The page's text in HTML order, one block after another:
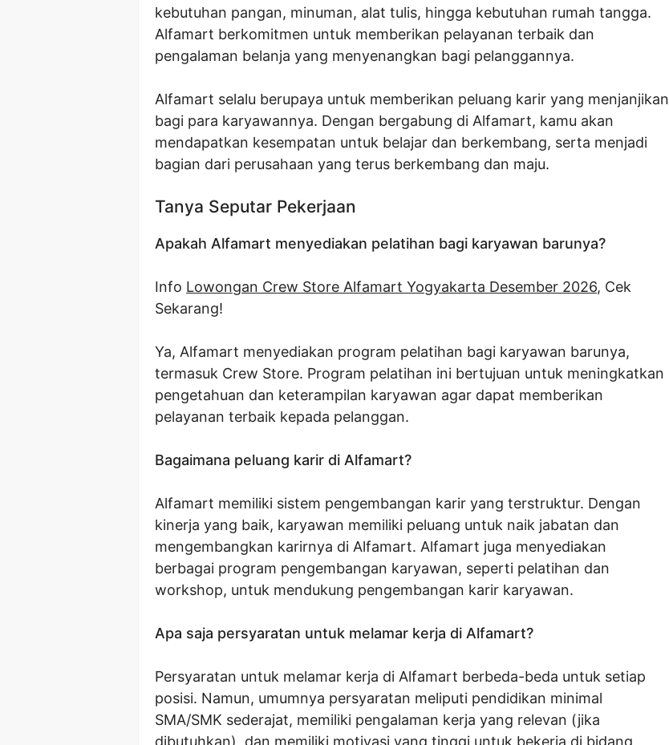
kebutuhan pangan, minuman, alat tulis, hingga kebutuhan rumah tangga.
Alfamart berkomitmen untuk memberikan pelayanan terbaik dan
pengalaman belanja yang menyenangkan bagi pelanggannya.
Alfamart selalu berupaya untuk memberikan peluang karir yang menjanjikan
bagi para karyawannya. Dengan bergabung di Alfamart, kamu akan
mendapatkan kesempatan untuk belajar dan berkembang, serta menjadi
bagian dari perusahaan yang terus berkembang dan maju.
Tanya Seputar Pekerjaan
Apakah Alfamart menyediakan pelatihan bagi karyawan barunya?
Info Lowongan Crew Store Alfamart Yogyakarta Desember 2026, Cek
Sekarang!
Ya, Alfamart menyediakan program pelatihan bagi karyawan barunya,
termasuk Crew Store. Program pelatihan ini bertujuan untuk meningkatkan
pengetahuan dan keterampilan karyawan agar dapat memberikan
pelayanan terbaik kepada pelanggan.
Bagaimana peluang karir di Alfamart?
Alfamart memiliki sistem pengembangan karir yang terstruktur. Dengan
kinerja yang baik, karyawan memiliki peluang untuk naik jabatan dan
mengembangkan karirnya di Alfamart. Alfamart juga menyediakan
berbagai program pengembangan karyawan, seperti pelatihan dan
workshop, untuk mendukung pengembangan karir karyawan.
Apa saja persyaratan untuk melamar kerja di Alfamart?
Persyaratan untuk melamar kerja di Alfamart berbeda-beda untuk setiap
posisi. Namun, umumnya persyaratan meliputi pendidikan minimal
SMA/SMK sederajat, memiliki pengalaman kerja yang relevan (jika
dibutuhkan), dan memiliki motivasi yang tinggi untuk bekerja di bidang